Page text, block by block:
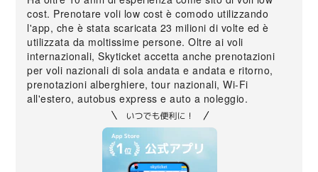
cost. Prenotare voli low cost è comodo utilizzando
l'app, che è stata scaricata 23 milioni di volte ed è
utilizzata da moltissime persone. Oltre ai voli
internazionali, Skyticket accetta anche prenotazioni
per voli nazionali di sola andata e andata e ritorno,
prenotazioni alberghiere, tour nazionali, Wi-Fi
all'estero, autobus express e auto a noleggio.